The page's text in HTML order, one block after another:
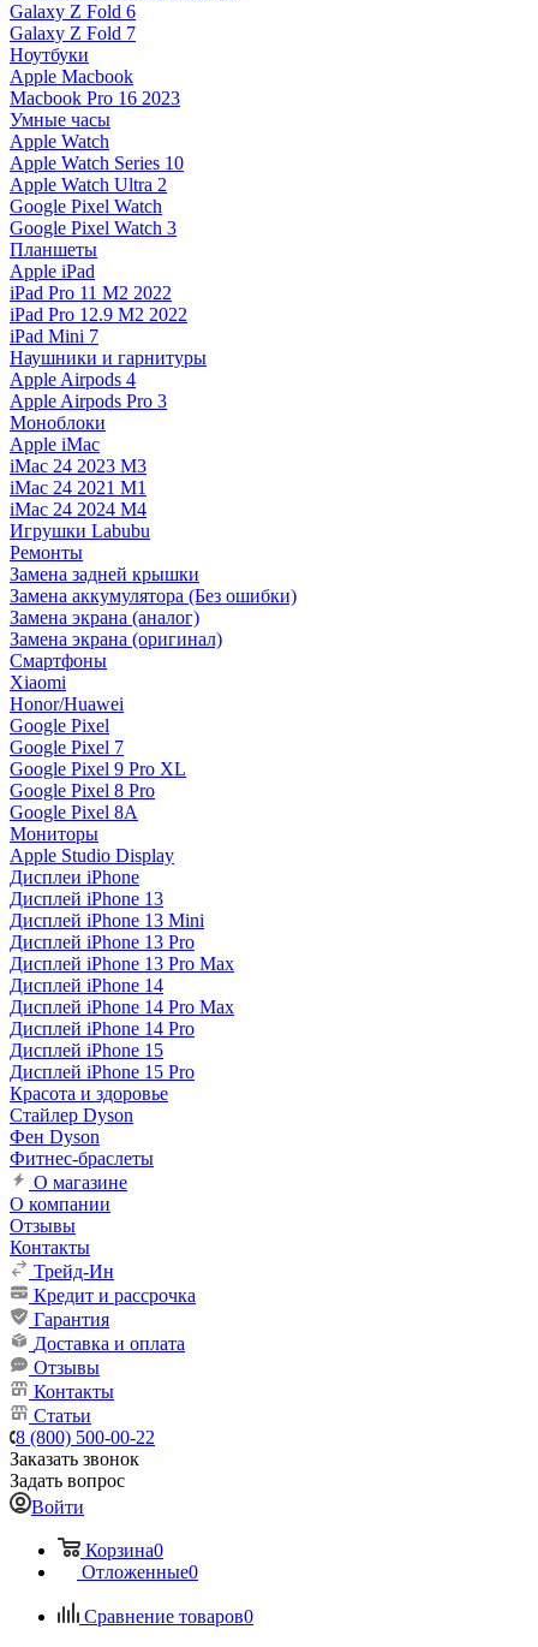
Galaxy Z Fold 6
Galaxy Z Fold 7
Ноутбуки
Apple Macbook
Macbook Pro 16 2023
Умные часы
Apple Watch
Apple Watch Series 10
Apple Watch Ultra 2
Google Pixel Watch
Google Pixel Watch 3
Планшеты
Apple iPad
iPad Pro 11 M2 2022
iPad Pro 12.9 M2 2022
iPad Mini 7
Наушники и гарнитуры
Apple Airpods 4
Apple Airpods Pro 3
Моноблоки
Apple iMac
iMac 24 2023 M3
iMac 24 2021 M1
iMac 24 2024 M4
Игрушки Labubu
Ремонты
Замена задней крышки
Замена аккумулятора (Без ошибки)
Замена экрана (аналог)
Замена экрана (оригинал)
Смартфоны
Xiaomi
Honor/Huawei
Google Pixel
Google Pixel 7
Google Pixel 9 Pro XL
Google Pixel 8 Pro
Google Pixel 8A
Мониторы
Apple Studio Display
Дисплеи iPhone
Дисплей iPhone 13
Дисплей iPhone 13 Mini
Дисплей iPhone 13 Pro
Дисплей iPhone 13 Pro Max
Дисплей iPhone 14
Дисплей iPhone 14 Pro Max
Дисплей iPhone 14 Pro
Дисплей iPhone 15
Дисплей iPhone 15 Pro
Красота и здоровье
Стайлер Dyson
Фен Dyson
Фитнес-браслеты
О магазине
О компании
Отзывы
Контакты
Трейд-Ин
Кредит и рассрочка
Гарантия
Доставка и оплата
Отзывы
Контакты
Статьи
8 (800) 500-00-22
Заказать звонок
Задать вопрос
Войти
Корзина0
Отложенные0
Сравнение товаров0